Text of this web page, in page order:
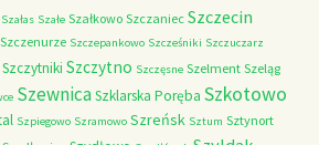
Szałas Szałe Szałkowo Szczaniec Szczecin
Szczenurze Szczepankowo Szcześniki Szczuczarz
Szczytniki Szczytno Szczęsne Szelment Szeląg
SzewnicaSzklarska Poręba Szkotowo
Szpiegowo Szramowo Szreńsk Sztum Sztynort